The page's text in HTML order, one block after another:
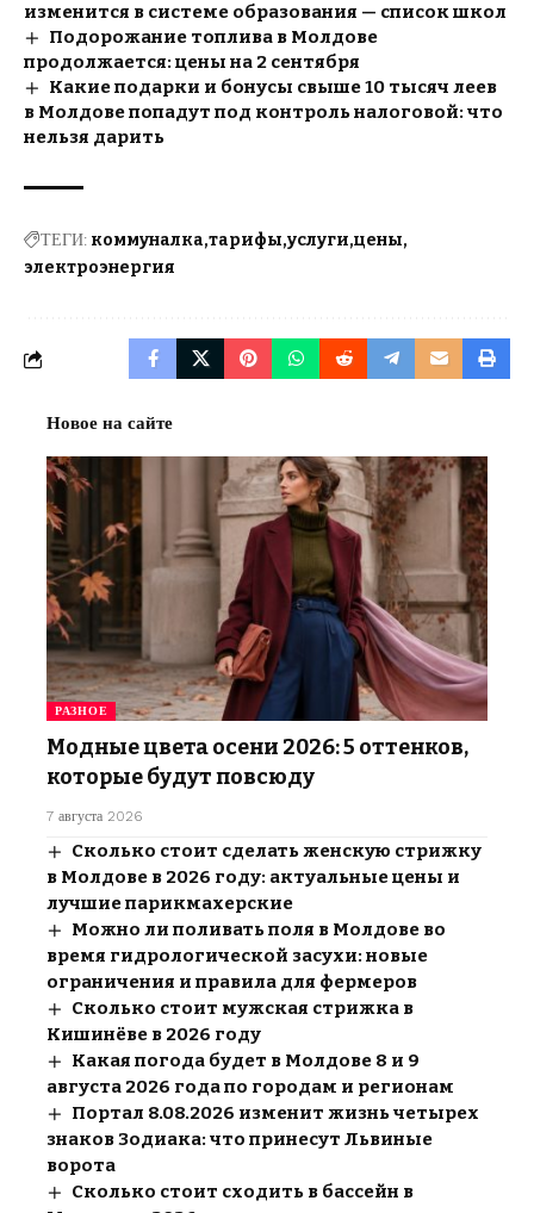
изменится в системе образования — список школ
Подорожание топлива в Молдове
продолжается: цены на 2 сентября
Какие подарки и бонусы свыше 10 тысяч леев
в Молдове попадут под контроль налоговой: что
нельзя дарить
ТЕГИ: коммуналка тарифы услуги цены
электроэнергия
Новое на сайте
РАЗНОЕ
Модные цвета осени 2026: 5 оттенков,
которые будут повсюду
7 августа 2026
Сколько стоит сделать женскую стрижку
в Молдове в 2026 году: актуальные цены и
лучшие парикмахерские
Можно ли поливать поля в Молдове во
время гидрологической засухи: новые
ограничения и правила для фермеров
Сколько стоит мужская стрижка в
Кишинёве в 2026 году
Какая погода будет в Молдове 8 и 9
августа 2026 года по городам и регионам
Портал 8.08.2026 изменит жизнь четырех
знаков Зодиака: что принесут Львиные
ворота
Сколько стоит сходить в бассейн в